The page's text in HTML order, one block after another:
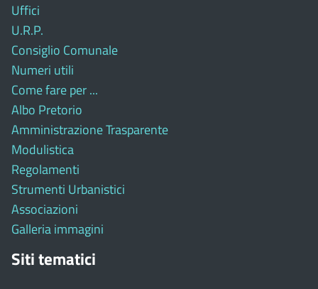
Uffici
U.R.P.
Consiglio Comunale
Numeri utili
Come fare per ...
Albo Pretorio
Amministrazione Trasparente
Modulistica
Regolamenti
Strumenti Urbanistici
Associazioni
Galleria immagini
Siti tematici